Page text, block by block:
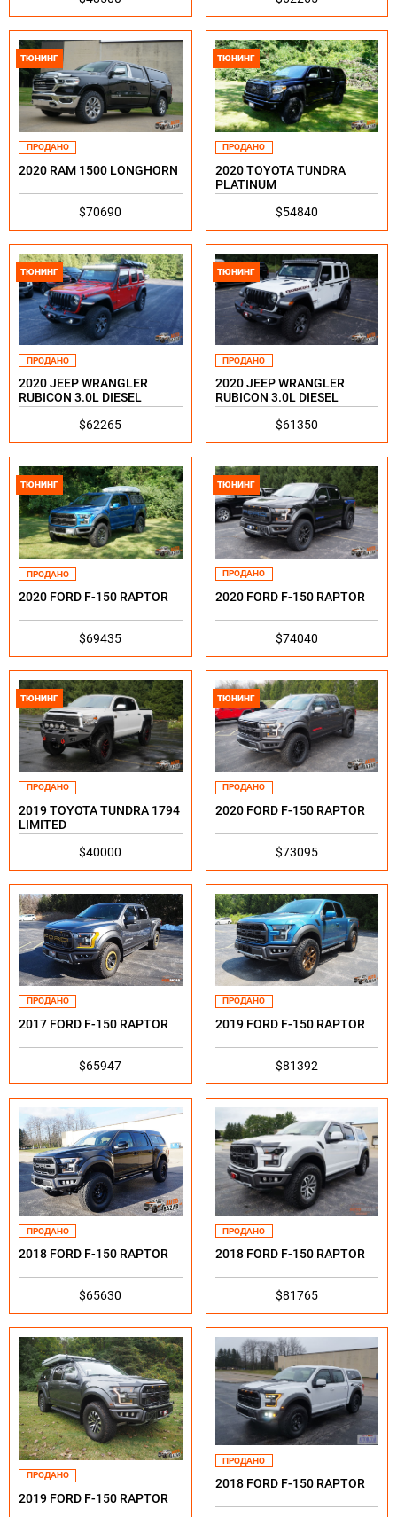
ТЮНИНГ
ПРОДАНО
2020 RAM 1500 LONGHORN
$70690
ТЮНИНГ
ПРОДАНО
2020 TOYOTA TUNDRA
PLATINUM
$54840
ТЮНИНГ
ПРОДАНО
2020 JEEP WRANGLER
RUBICON 3.0L DIESEL
$62265
ТЮНИНГ
ПРОДАНО
2020 JEEP WRANGLER
RUBICON 3.0L DIESEL
$61350
ТЮНИНГ
ПРОДАНО
2020 FORD F-150 RAPTOR
$69435
ТЮНИНГ
ПРОДАНО
2020 FORD F-150 RAPTOR
$74040
ТЮНИНГ
ПРОДАНО
2019 TOYOTA TUNDRA 1794
LIMITED
$40000
ТЮНИНГ
ПРОДАНО
2020 FORD F-150 RAPTOR
$73095
ПРОДАНО
2017 FORD F-150 RAPTOR
$65947
ПРОДАНО
2019 FORD F-150 RAPTOR
$81392
ПРОДАНО
2018 FORD F-150 RAPTOR
$65630
ПРОДАНО
2018 FORD F-150 RAPTOR
$81765
ПРОДАНО
2019 FORD F-150 RAPTOR
ПРОДАНО
2018 FORD F-150 RAPTOR